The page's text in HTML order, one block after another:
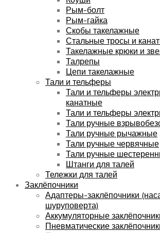
Рым-болт
Рым-гайка
Скобы такелажные
Стальные тросы и
Такелажные крюки и
Талрепы
Цепи такелажные
Тали и тельферы
Тали и тельферы
канатные
Тали и тельферы
Тали ручные
Тали ручные рычажные
Тали ручные червячные
Тали ручные
Штанги для талей
Тележки для талей
Заклёпочники
Адаптеры-заклёпочники
шуруповерта)
Аккумуляторные
Пневматические